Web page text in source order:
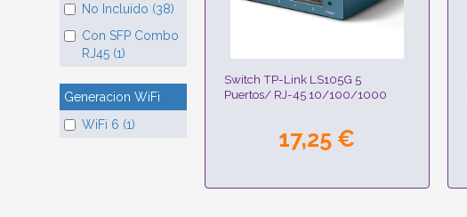
No Incluido (38)
Con SFP Combo
RJ45 (1)
Generacion WiFi
WiFi 6 (1)
Switch TP-Link LS105G 5
Puertos/ RJ-45 10/100/1000
17,25 €